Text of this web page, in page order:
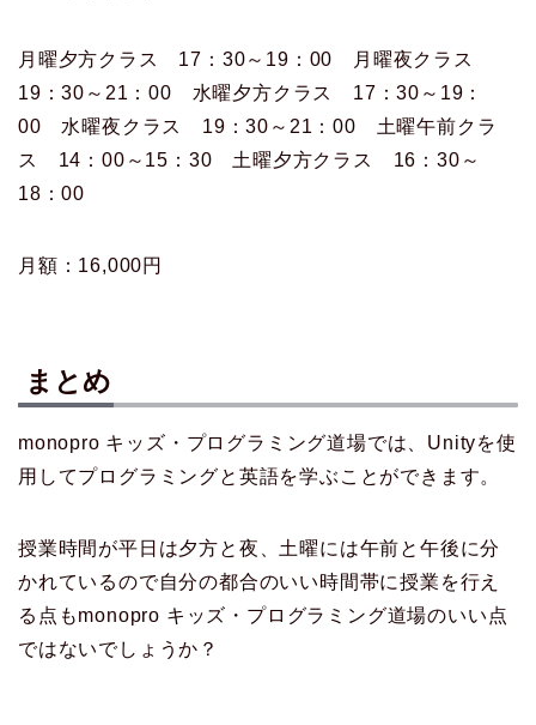
月曜夕方クラス 17：30～19：00 月曜夜クラス
19：30～21：00 水曜夕方クラス 17：30～19：
00 水曜夜クラス 19：30～21：00 土曜午前クラ
ス 14：00～15：30 土曜夕方クラス 16：30～
18：00
月額：16,000円
まとめ
monopro キッズ・プログラミング道場では、Unityを使
用してプログラミングと英語を学ぶことができます。
授業時間が平日は夕方と夜、土曜には午前と午後に分
かれているので自分の都合のいい時間帯に授業を行え
る点もmonopro キッズ・プログラミング道場のいい点
ではないでしょうか？